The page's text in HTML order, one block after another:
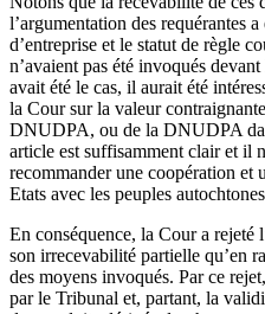
l’argumentation des requérantes
d’entreprise et le statut de règle
n’avaient pas été invoqués
avait été le cas, il aurait été
la Cour sur la valeur
DNUDPA, ou de la DNUDPA
article est suffisamment clair et il
recommander une coopération et
Etats avec les peuples
En conséquence, la Cour a rejeté
son irrecevabilité partielle qu’en
des moyens invoqués. Par ce
par le Tribunal et, partant, la